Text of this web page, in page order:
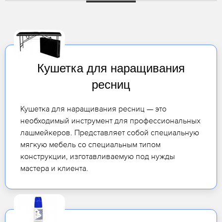
Кушетка для наращивания
ресниц
Кушетка для наращивания ресниц — это
необходимый инструмент для профессиональных
лашмейкеров. Представляет собой специальную
мягкую мебель со специальным типом
конструкции, изготавливаемую под нужды
мастера и клиента.